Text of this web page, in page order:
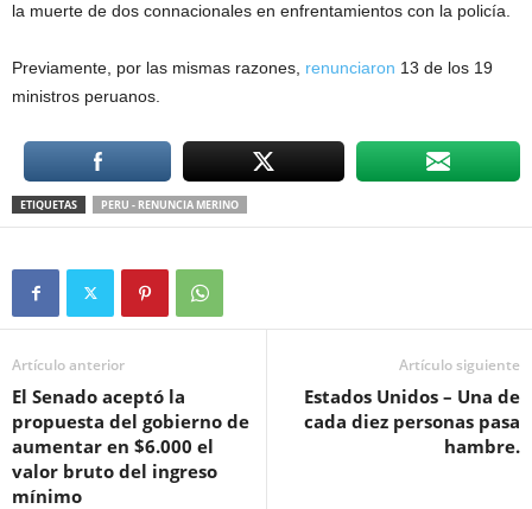
la muerte de dos connacionales en enfrentamientos con la policía.
Previamente, por las mismas razones, renunciaron 13 de los 19
ministros peruanos.
ETIQUETAS PERU - RENUNCIA MERINO
Artículo anterior
El Senado aceptó la
propuesta del gobierno de
aumentar en $6.000 el
valor bruto del ingreso
mínimo
Artículo siguiente
Estados Unidos – Una de
cada diez personas pasa
hambre.